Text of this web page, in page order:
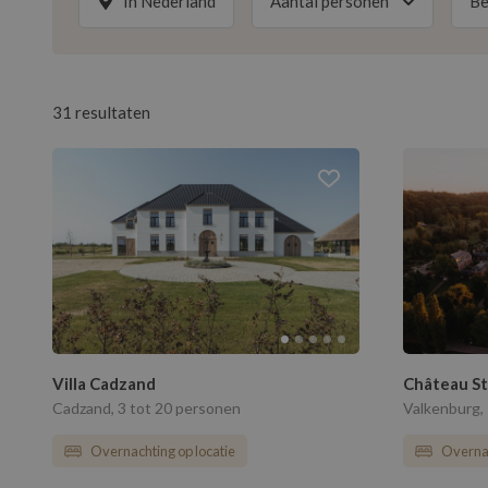
Heel Nederland
10
17
24
31 resultaten
Villa Cadzand
Cadzand, 3 tot 20 personen
Overnachting op locatie
Château